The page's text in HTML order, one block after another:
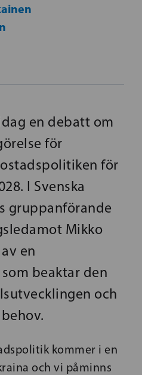
en debatt om
för
för
I Svenska
gruppanförande
Mikko
en
beaktar den
och
kommer i en
och vi påminns